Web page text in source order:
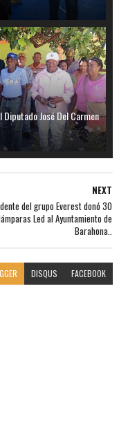
José Del Carmen
NEXT
del grupo Everest donó 30
Led al Ayuntamiento de
Barahona..
DISQUS FACEBOOK